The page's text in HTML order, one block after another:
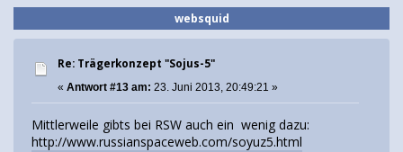
websquid
Re: Trägerkonzept "Sojus-5"
« Antwort #13 am: 23. Juni 2013, 20:49:21 »
Mittlerweile gibts bei RSW auch ein wenig dazu:
http://www.russianspaceweb.com/soyuz5.html